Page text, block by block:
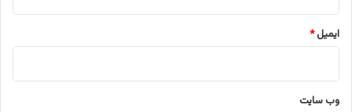
ایمیل*
وب‌ سایت